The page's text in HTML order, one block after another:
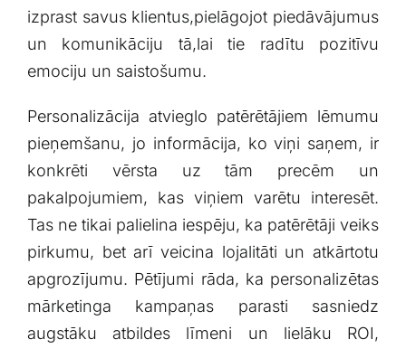
izprast savus klientus,pielāgojot piedāvājumus
un komunikāciju tā,lai tie radītu pozitīvu
emociju un saistošumu.
Personalizācija atvieglo patērētājiem lēmumu
pieņemšanu, jo informācija, ko viņi saņem, ‌ir⁤
konkrēti vērsta uz tām precēm un
pakalpojumiem, kas viņiem varētu interesēt.
Tas⁤ ne tikai palielina iespēju, ka patērētāji veiks
pirkumu, bet arī ​veicina ⁤lojalitāti un atkārtotu
apgrozījumu. Pētījumi rāda, ka personalizētas
mārketinga kampaņas parasti⁢ sasniedz⁣
augstāku atbildes līmeni un lielāku ROI,